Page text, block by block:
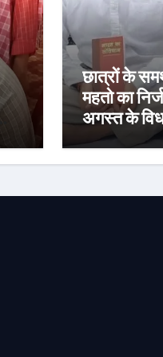
छात्रों के
महतो का
अगस्त के
भी होंगे शामिल